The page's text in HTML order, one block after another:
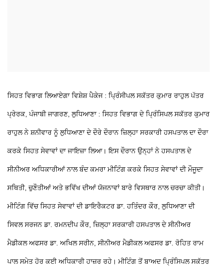
ਸਿਹਤ ਵਿਭਾਗ ਲਿਆਏਗਾ ਵਿਸ਼ੇਸ਼ ਪੈਕੇਜ : ਪ੍ਰਿੰਸੀਪਲ ਸਕੱਤਰ ਕੁਮਾਰ ਰਾਹੁਲਪੱਤਰ
ਪ੍ਰੇਰਕ, ਪੰਜਾਬੀ ਜਾਗਰਣ, ਲੁਧਿਆਣਾ : ਸਿਹਤ ਵਿਭਾਗ ਦੇ ਪ੍ਰਿੰਸਿਪਲ ਸਕੱਤਰ ਕੁਮਾਰ
ਰਾਹੁਲ ਨੇ ਸ਼ਨੀਵਾਰ ਨੂੰ ਲੁਧਿਆਣਾ ਦੇ ਦੌਰੇ ਦੌਰਾਨ ਜ਼ਿਲ੍ਹਾ ਸਰਕਾਰੀ ਹਸਪਤਾਲ ਦਾ ਦੌਰਾ
ਕਰਕੇ ਸਿਹਤ ਸੇਵਾਵਾਂ ਦਾ ਜਾਇਜ਼ਾ ਲਿਆ। ਇਸ ਦੌਰਾਨ ਉਨ੍ਹਾਂ ਨੇ ਹਸਪਤਾਲ ਦੇ
ਸੀਨੀਅਰ ਅਧਿਕਾਰੀਆਂ ਨਾਲ ਬੰਦ ਕਮਰਾ ਮੀਟਿੰਗ ਕਰਕੇ ਸਿਹਤ ਸੇਵਾਵਾਂ ਦੀ ਮੌਜੂਦਾ
ਸਥਿਤੀ, ਚੁਣੌਤੀਆਂ ਅਤੇ ਭਵਿੱਖ ਦੀਆਂ ਯੋਜਨਾਵਾਂ ਬਾਰੇ ਵਿਸਥਾਰ ਨਾਲ ਚਰਚਾ ਕੀਤੀ।
ਮੀਟਿੰਗ ਵਿੱਚ ਸਿਹਤ ਸੇਵਾਵਾਂ ਦੀ ਡਾਇਰੈਕਟਰ ਡਾ. ਹਤਿੰਦਰ ਕੌਰ, ਲੁਧਿਆਣਾ ਦੀ
ਸਿਵਲ ਸਰਜਨ ਡਾ. ਰਮਨਦੀਪ ਕੌਰ, ਜ਼ਿਲ੍ਹਾ ਸਰਕਾਰੀ ਹਸਪਤਾਲ ਦੇ ਸੀਨੀਅਰ
ਮੈਡੀਕਲ ਅਫਸਰ ਡਾ. ਅਖਿਲ ਸਰੀਨ, ਸੀਨੀਅਰ ਮੈਡੀਕਲ ਅਫਸਰ ਡਾ. ਰੋਹਿਤ ਰਾਮ
ਪਾਲ ਸਮੇਤ ਹੋਰ ਕਈ ਅਧਿਕਾਰੀ ਹਾਜ਼ਰ ਰਹੇ। ਮੀਟਿੰਗ ਤੋਂ ਬਾਅਦ ਪ੍ਰਿੰਸਿਪਲ ਸਕੱਤਰ